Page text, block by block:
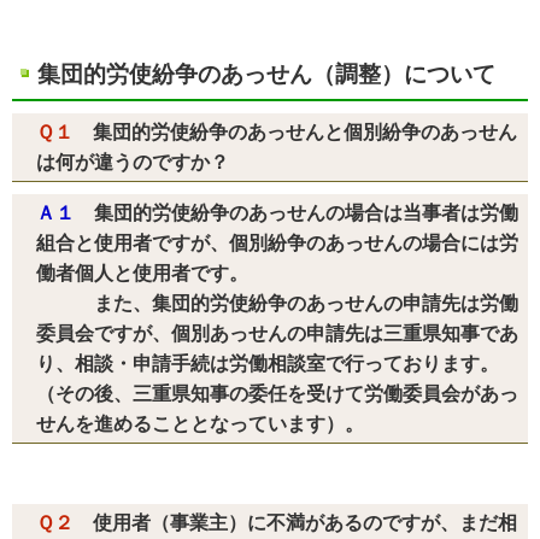
集団的労使紛争のあっせん（調整）について
Ｑ１
集団的労使紛争のあっせんと個別紛争のあっせん
は何が違うのですか？
Ａ１
集団的労使紛争のあっせんの場合は当事者は労働
組合と使用者ですが、個別紛争のあっせんの場合には労
働者個人と使用者です。
また、集団的労使紛争のあっせんの申請先は労働
委員会ですが、個別あっせんの申請先は三重県知事であ
り、相談・申請手続は労働相談室で行っております。
（その後、三重県知事の委任を受けて労働委員会があっ
せんを進めることとなっています）。
Ｑ２ 使用者（事業主）に不満があるのですが、まだ相